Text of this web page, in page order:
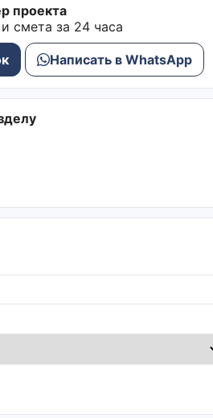
проекта
смета за 24 часа
Написать в WhatsApp